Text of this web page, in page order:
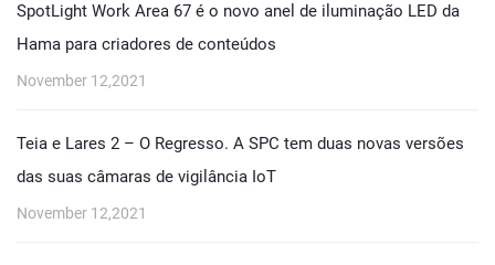
SpotLight Work Area 67 é o novo anel de iluminação LED da
Hama para criadores de conteúdos
November 12,2021
Teia e Lares 2 – O Regresso. A SPC tem duas novas versões
das suas câmaras de vigilância IoT
November 12,2021